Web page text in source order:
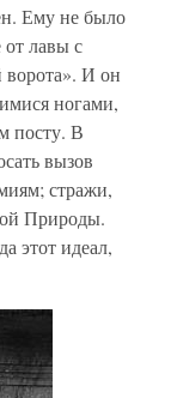
Ему не было
от лавы с
ворота». И он
ногами,
посту. В
вызов
стражи,
Природы.
этот идеал,